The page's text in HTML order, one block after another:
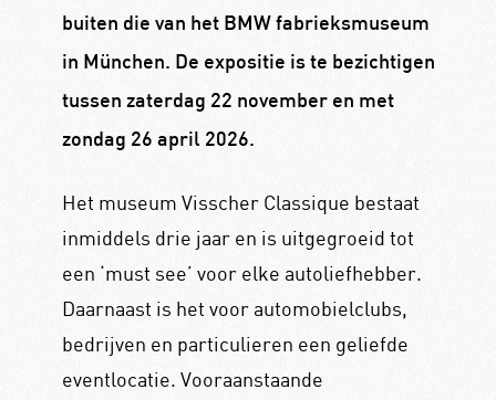
buiten die van het BMW fabrieksmuseum
in München. De expositie is te bezichtigen
tussen zaterdag 22 november en met
zondag 26 april 2026.
Het museum Visscher Classique bestaat
inmiddels drie jaar en is uitgegroeid tot
een ‘must see’ voor elke autoliefhebber.
Daarnaast is het voor automobielclubs,
bedrijven en particulieren een geliefde
eventlocatie. Vooraanstaande